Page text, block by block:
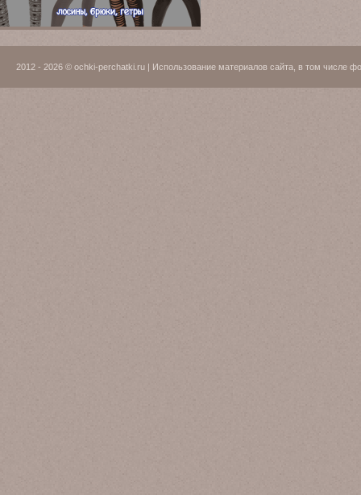
2012 - 2026 © ochki-perchatki.ru | Использование материалов сайта, в том числе